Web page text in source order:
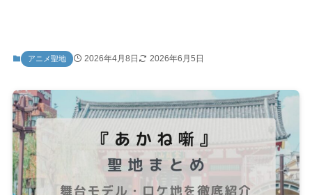
アニメ聖地 2026年4月8日 2026年6月5日